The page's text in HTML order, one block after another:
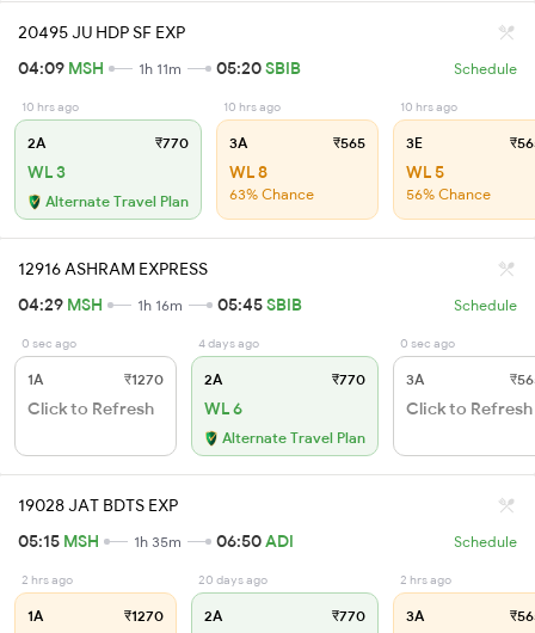
20495 JU HDP SF EXP
04:09 MSH 1h 11m 05:20SBIB Schedule
10 hrs ago
2A ₹770
WL 3
Alternate Travel Plan
10 hrs ago
3A ₹565
WL 8
63% Chance
10 hrs ago
3E
WL 5
56% Chance
12916 ASHRAM EXPRESS
04:29 MSH 1h 16m 05:45SBIB Schedule
0 sec ago
1A ₹1270
Click to Refresh
4 days ago
2A ₹770
WL 6
Alternate Travel Plan
0 sec ago
3A
Click to Refresh
19028 JAT BDTS EXP
05:15 MSH 1h 35m 06:50ADI Schedule
2 hrs ago
1A ₹1270
20 days ago
2A ₹770
2 hrs ago
3A